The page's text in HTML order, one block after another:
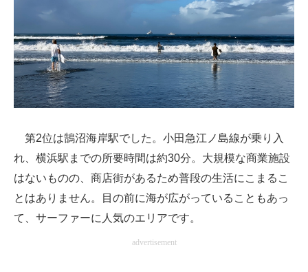
第2位は鵠沼海岸駅でした。小田急江ノ島線が乗り入
れ、横浜駅までの所要時間は約30分。大規模な商業施設
はないものの、商店街があるため普段の生活にこまるこ
とはありません。目の前に海が広がっていることもあっ
て、サーファーに人気のエリアです。
advertisement